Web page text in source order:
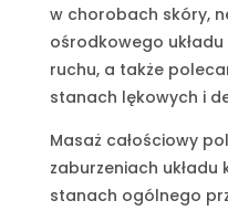
w chorobach skóry,
ośrodkowego
ruchu, a także
stanach lękowych i
Masaż całościowy
zaburzeniach
stanach ogólnego